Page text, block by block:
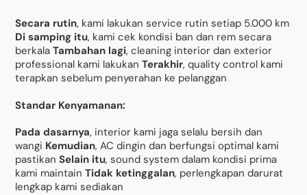
Secara rutin, kami lakukan service rutin setiap 5.000 km
Di samping itu, kami cek kondisi ban dan rem secara
berkalaTambahan lagi, cleaning interior dan exterior
professional kami lakukanTerakhir, quality control kami
terapkan sebelum penyerahan ke pelanggan
Standar Kenyamanan:
Pada dasarnya, interior kami jaga selalu bersih dan
wangi Kemudian, AC dingin dan berfungsi optimal kami
pastikanSelain itu, sound system dalam kondisi prima
kami maintainTidak ketinggalan, perlengkapan darurat
lengkap kami sediakan